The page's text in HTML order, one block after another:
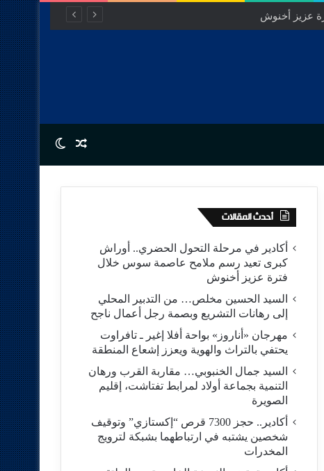
Random Article
Switch skin
أحدث المقالات
أكادير في مرحلة التحول الحضري.. أوراش
كبرى تعيد رسم ملامح عاصمة سوس خلال
فترة عزيز أخنوش
السيد الحسين مخلص… من التدبير المحلي
إلى رهانات التشريع وبصمة رجل أعمال ناجح
مهرجان «أناروز» بواحة أفلا إغير ـ تافراوت
يحتفي بالتراث والهوية ويعزز إشعاع المنطقة
السيد جمال الخنبوبي… مقاربة القرب ورهان
التنمية بجماعة أولاد لمرابط تفتاشت، إقليم
الصويرة
أكادير.. حجز 7300 قرص “إكستازي” وتوقيف
شخصين يشتبه في ارتباطهما بشبكة لترويج
المخدرات